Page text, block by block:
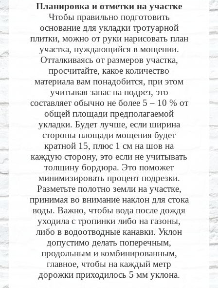
Планировка и отметки на участке
Чтобы правильно подготовить
основание для укладки тротуарной
плитки, можно от руки нарисовать план
участка, нуждающийся в мощении.
Отталкиваясь от размеров участка,
просчитайте, какое количество
материала вам понадобится, при этом
учитывая запас на подрез, это
составляет обычно не более 5 – 10 % от
общей площади предполагаемой
укладки. Будет лучше, если ширина
стороны площади мощения будет
кратной 15, плюс 1 см на шов на
каждую сторону, это если не учитывать
толщину бордюра. Это поможет
минимизировать процент подрезки.
Разметьте полотно земли на участке,
принимая во внимание наклон для стока
воды. Важно, чтобы вода после дождя
уходила с тропинки либо на газоны,
либо в водоотводные канавки. Уклон
допустимо делать поперечным,
продольным и комбинированным,
главное, чтобы на каждый метр
дорожки приходилось 5 мм уклона.